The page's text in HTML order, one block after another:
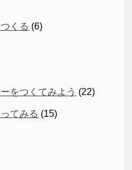
くる (6)
をつくてみよう (22)
てみる (15)